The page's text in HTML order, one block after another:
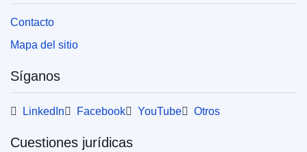
Contacto
Mapa del sitio
Síganos
LinkedIn Facebook YouTube Otros
Cuestiones jurídicas